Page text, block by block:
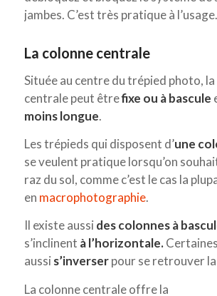
jambes. C’est très pratique à l’usage.
La colonne centrale
Située au centre du trépied photo,
centrale peut êtrefixe ou à bascule
moins longue.
Les trépieds qui disposent d’une
se veulent pratique lorsqu’on
raz du sol, comme c’est le cas la
en macrophotographie.
Il existe aussi des colonnes à
s’inclinent à l’horizontale.
aussi s’inverser pour se retrouver
La colonne centrale offre la